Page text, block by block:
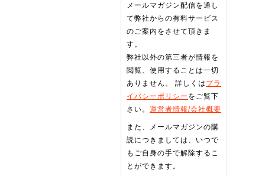
メールマガジン配信を通し
て弊社からの有料サービス
のご案内をさせて頂きま
す。
弊社以外の第三者が情報を
閲覧、使用することは一切
ありません。 詳しくは プラ
イバシーポリシー をご覧下
さい。 運営者情報/会社概要
また、メールマガジンの購
読につきましては、いつで
もご自身の手で解除するこ
とができます。